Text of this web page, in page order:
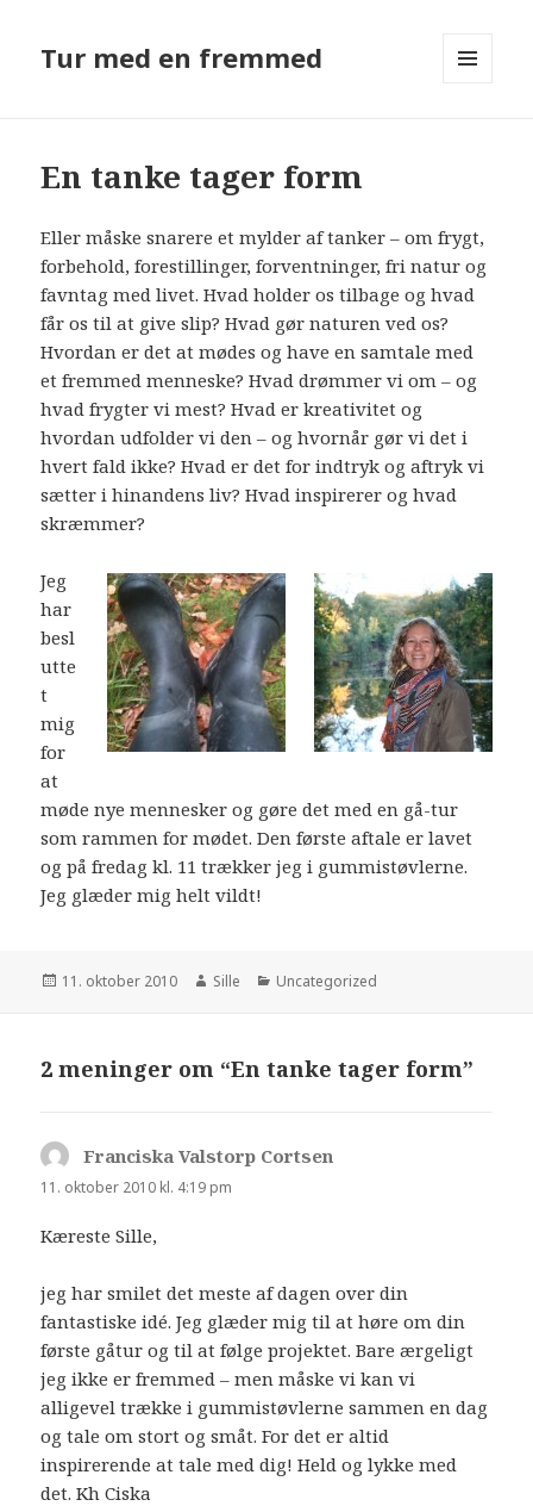
Tur med en fremmed
En tanke tager form
Eller måske snarere et mylder af tanker – om frygt,
forbehold, forestillinger, forventninger, fri natur og
favntag med livet. Hvad holder os tilbage og hvad
får os til at give slip? Hvad gør naturen ved os?
Hvordan er det at mødes og have en samtale med
et fremmed menneske? Hvad drømmer vi om – og
hvad frygter vi mest? Hvad er kreativitet og
hvordan udfolder vi den – og hvornår gør vi det i
hvert fald ikke? Hvad er det for indtryk og aftryk vi
sætter i hinandens liv? Hvad inspirerer og hvad
skræmmer?
Jeg
har
besl
utte
t
mig
for
at
møde nye mennesker og gøre det med en gå-tur
som rammen for mødet. Den første aftale er lavet
og på fredag kl. 11 trækker jeg i gummistøvlerne.
Jeg glæder mig helt vildt!
Udgivet
11. oktober 2010 Forfatter
Sille Kategorier
Uncategorized
2 meninger om “En tanke tager form”
Franciska Valstorp Cortsen
11. oktober 2010 kl. 4:19 pm
Kæreste Sille,
jeg har smilet det meste af dagen over din
fantastiske idé. Jeg glæder mig til at høre om din
første gåtur og til at følge projektet. Bare ærgeligt
jeg ikke er fremmed – men måske vi kan vi
alligevel trække i gummistøvlerne sammen en dag
og tale om stort og småt. For det er altid
inspirerende at tale med dig! Held og lykke med
det. Kh Ciska